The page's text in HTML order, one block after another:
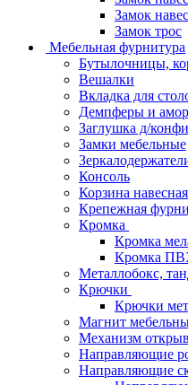
Замок
Замок трос
Мебельная фурнитура
Бутылочницы,
Вешалки
Вкладка для
Демпферы и
Заглушка д/
Замки мебельные
Консоль
Корзина навесная
Крепежная
Кромка
Кромка
Кромка
Металлобокс,
Крючки
Крючки
Магнит
Механизм
Направляющие
Направляющие